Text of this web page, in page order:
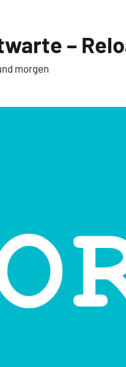
–
morgen